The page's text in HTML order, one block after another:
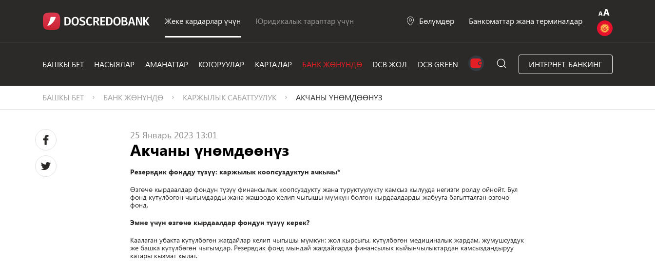
Жеке кардарлар үчүн Юридикалык тараптар үчүн Бөлүмдөр Банкоматтар жана терминалдар
БАШКЫ БЕТ НАСЫЯЛАР АМАНАТТАР КОТОРУУЛАР КАРТАЛАР БАНК ЖӨНҮНДӨ DCB ЖОЛ DCB GREEN ИНТЕРНЕТ-БАНКИНГ
БАШКЫ БЕТ БАНК ЖӨНҮНДӨ КАРЖЫЛЫК САБАТТУУЛУК АКЧАНЫ ҮНӨМДӨӨНҮЗ
25 Январь 2023 13:01
Акчаны үнөмдөөнүз
Резервдик фондду түзүү: каржылык коопсуздуктун ачкычы*
Өзгөчө кырдаалдар фондун түзүү финансылык коопсуздукту жана туруктуулукту камсыз кылууда негизги ролду ойнойт. Бул
фонд күтүлбөгөн чыгымдарды жана жашоодо келип чыгышы мүмкүн болгон кырдаалдарды жабууга багытталган өзгөчө
фонд.
Эмне үчүн өзгөчө кырдаалдар фондун түзүү керек?
Каалаган убакта күтүлбөгөн жагдайлар келип чыгышы мүмкүн: жол кырсыгы, күтүлбөгөн медициналык жардам, жумушсуздук
же башка күтүлбөгөн чыгымдар. Резервдик фонд мындай жагдайларда финансылык кыйынчылыктардан камсыздандыруу
катары кызмат кылат.